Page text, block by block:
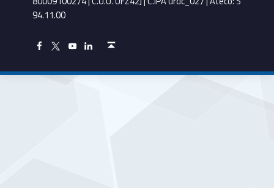
94.11.00
Facebook Unioncamere VenetoTwitter Unioncamere VenetoYoutube Unioncamere VenetoLinkedin Unioncamere Veneto